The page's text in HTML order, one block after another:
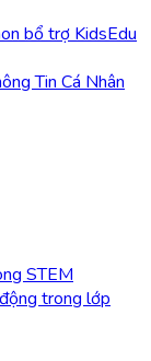
bổ trợ KidsEdu
Tin Cá Nhân
STEM
trong lớp